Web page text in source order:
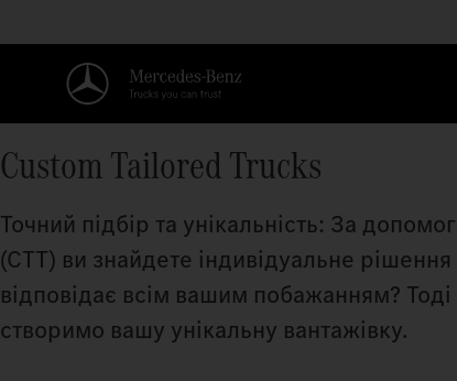
Custom Tailored Trucks
Точний підбір та унікальність: За
(CTT) ви знайдете індивідуальне
відповідає всім вашим побажанням?
створимо вашу унікальну вантажівку.